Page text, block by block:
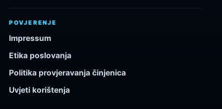
POVJERENJE
Impressum
Etika poslovanja
Politika provjeravanja činjenica
Uvjeti korištenja